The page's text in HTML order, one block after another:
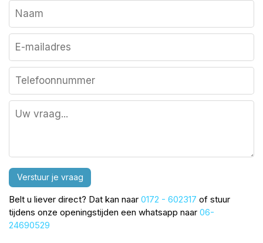
Verstuur je vraag
Belt u liever direct? Dat kan naar 0172 - 602317 of stuur
tijdens onze openingstijden een whatsapp naar 06-
24690529